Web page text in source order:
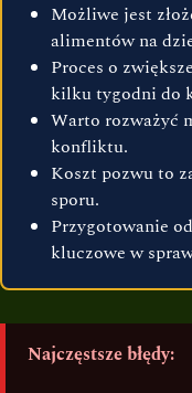
Możliwe jest
alimentów na
Proces o
kilku tygodni do
Warto rozważyć
konfliktu.
Koszt pozwu to
sporu.
Przygotowanie
kluczowe w
Najczęstsze błędy: